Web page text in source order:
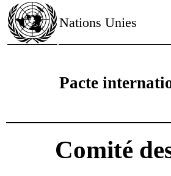
Nations Unies
Pacte
Comité